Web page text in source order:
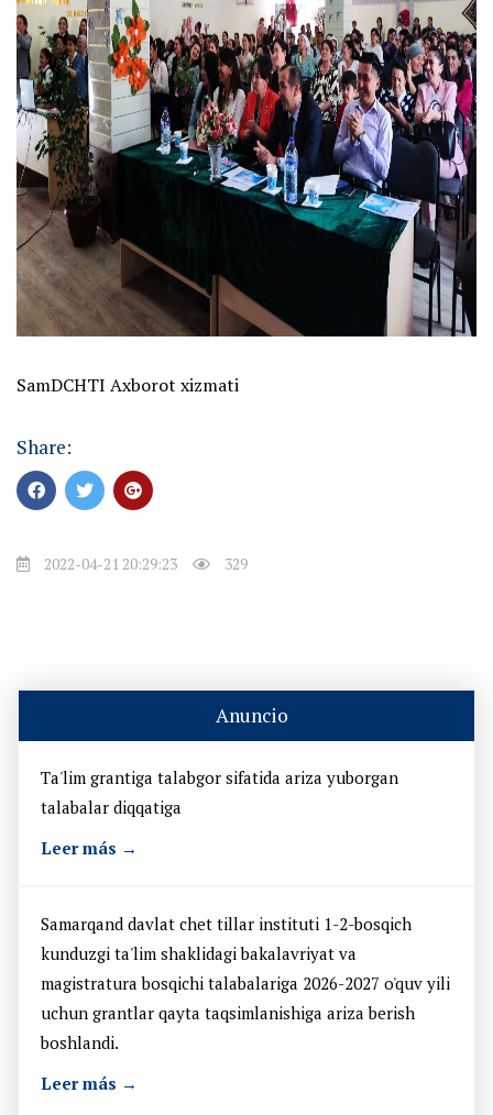
SamDCHTI Axborot xizmati
Share:
2022-04-21 20:29:23 329
Anuncio
Ta'lim grantiga talabgor sifatida ariza yuborgan
talabalar diqqatiga
Leer más →
Samarqand davlat chet tillar instituti 1-2-bosqich
kunduzgi ta'lim shaklidagi bakalavriyat va
magistratura bosqichi talabalariga 2026-2027 o'quv yili
uchun grantlar qayta taqsimlanishiga ariza berish
boshlandi.
Leer más →